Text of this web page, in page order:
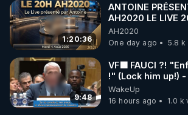
chasse aux sorcières moderne, où
de promettre des remèdes miracles
sur la médecine conventionnelle.
Je crois au miracle, mais pas comme
miracles.
Je reconnais les avancées de la
en cas d'urgence, et respecte
1:20:36
ANTOINE
AH2020 LE LIVE 20H
04/08/2026*** 📷LE
GRAND RÉVEIL
MARCHE 📷
AH2020
One day ago
5.8
9:48
VF🟩 FAUCI ?!
!" (Lock him up!)
Traduction
WakeUp
16 hours ago
1.0 k